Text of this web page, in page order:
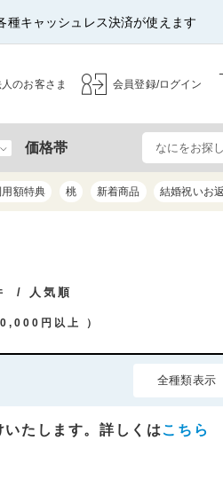
種キャッシュレス決済が使えます
のお客さま 会員登録/ログイン
価格帯
額特典 桃 新着商品 結婚祝いお
/ 人気順
円以上 ）
全種類表示
いたします。詳しくはこちら